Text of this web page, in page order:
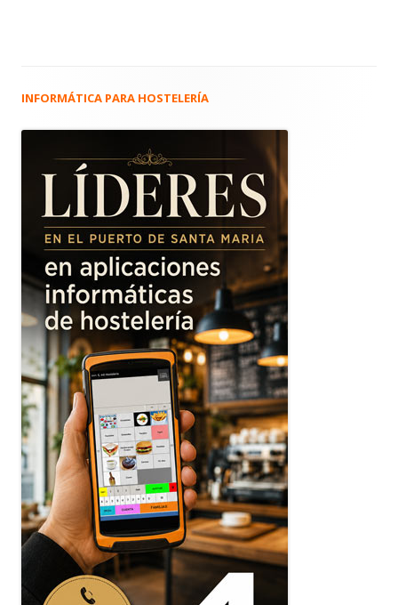
Barra
principal
INFORMÁTICA PARA HOSTELERÍA